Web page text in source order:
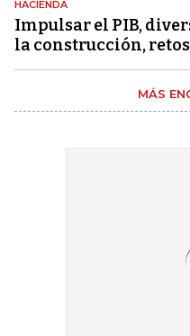
HACIENDA
Impulsar el PIB,
la construcción,
MÁS